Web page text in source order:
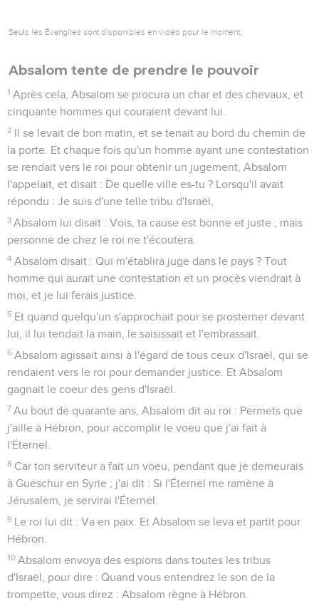
Seuls les Évangiles sont disponibles en vidéo pour le moment.
Absalom tente de prendre le pouvoir
1 Après cela, Absalom se procura un char et des chevaux, et
cinquante hommes qui couraient devant lui.
2 Il se levait de bon matin, et se tenait au bord du chemin de
la porte. Et chaque fois qu'un homme ayant une contestation
se rendait vers le roi pour obtenir un jugement, Absalom
l'appelait, et disait : De quelle ville es-tu ? Lorsqu'il avait
répondu : Je suis d'une telle tribu d'Israël,
3 Absalom lui disait : Vois, ta cause est bonne et juste ; mais
personne de chez le roi ne t'écoutera.
4 Absalom disait : Qui m'établira juge dans le pays ? Tout
homme qui aurait une contestation et un procès viendrait à
moi, et je lui ferais justice.
5 Et quand quelqu'un s'approchait pour se prosterner devant
lui, il lui tendait la main, le saisissait et l'embrassait.
6 Absalom agissait ainsi à l'égard de tous ceux d'Israël, qui se
rendaient vers le roi pour demander justice. Et Absalom
gagnait le coeur des gens d'Israël.
7 Au bout de quarante ans, Absalom dit au roi : Permets que
j'aille à Hébron, pour accomplir le voeu que j'ai fait à
l'Éternel.
8 Car ton serviteur a fait un voeu, pendant que je demeurais
à Gueschur en Syrie ; j'ai dit : Si l'Éternel me ramène à
Jérusalem, je servirai l'Éternel.
9 Le roi lui dit : Va en paix. Et Absalom se leva et partit pour
Hébron.
10 Absalom envoya des espions dans toutes les tribus
d'Israël, pour dire : Quand vous entendrez le son de la
trompette, vous direz : Absalom règne à Hébron.